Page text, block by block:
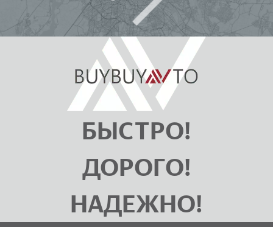
БЫСТРО!
ДОРОГО!
НАДЕЖНО!